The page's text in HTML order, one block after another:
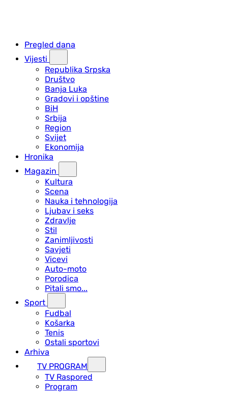
Pregled dana
Vijesti
Republika Srpska
Društvo
Banja Luka
Gradovi i opštine
BiH
Srbija
Region
Svijet
Ekonomija
Hronika
Magazin
Kultura
Scena
Nauka i tehnologija
Ljubav i seks
Zdravlje
Stil
Zanimljivosti
Savjeti
Vicevi
Auto-moto
Porodica
Pitali smo...
Sport
Fudbal
Košarka
Tenis
Ostali sportovi
Arhiva
TV PROGRAM
ТV Raspored
Program